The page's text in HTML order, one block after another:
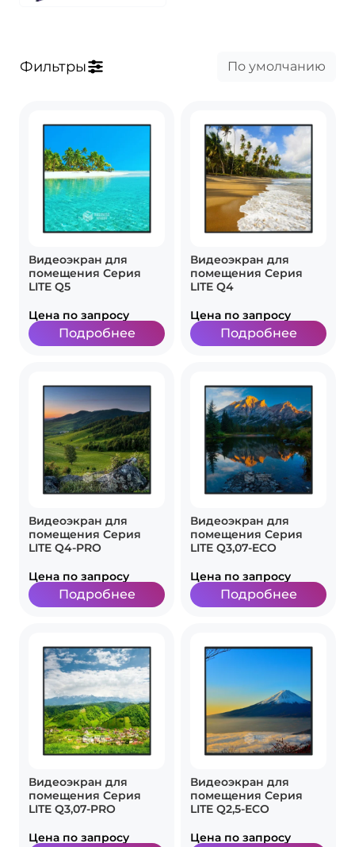
Фильтры По умолчанию
Видеоэкран для
помещения Серия
LITE Q5
Цена по запросу
Подробнее
Видеоэкран для
помещения Серия
LITE Q4
Цена по запросу
Подробнее
Видеоэкран для
помещения Серия
LITE Q4-PRO
Цена по запросу
Подробнее
Видеоэкран для
помещения Серия
LITE Q3,07-ECO
Цена по запросу
Подробнее
Видеоэкран для
помещения Серия
LITE Q3,07-PRO
Цена по запросу
Видеоэкран для
помещения Серия
LITE Q2,5-ECO
Цена по запросу